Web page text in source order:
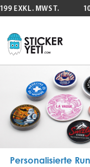
EXKL. MWST.
Zum
Inhalt
springen
Personalisierte